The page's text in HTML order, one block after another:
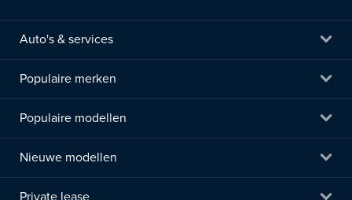
Auto's & services
Populaire merken
Populaire modellen
Nieuwe modellen